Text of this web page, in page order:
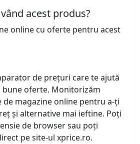
acest produs?
online cu oferte pentru acest
de prețuri care te ajută
bune oferte. Monitorizăm
magazine online pentru a-ți
și alternative mai ieftine. Poți
de browser sau poți
pe site-ul xprice.ro.